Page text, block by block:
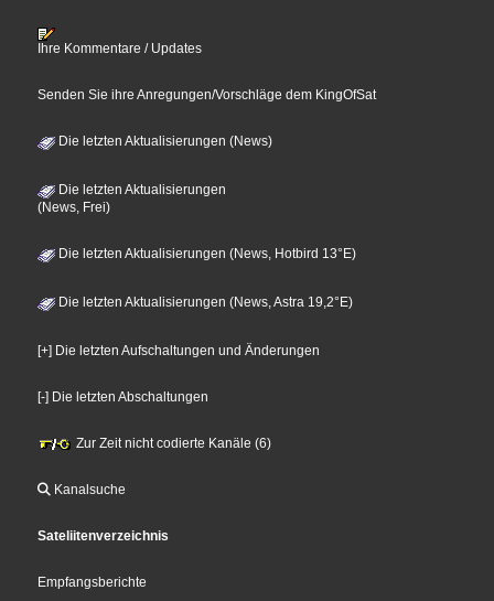
Ihre Kommentare / Updates
Senden Sie ihre Anregungen/Vorschläge dem KingOfSat
Die letzten Aktualisierungen (News)
Die letzten Aktualisierungen
(News, Frei)
Die letzten Aktualisierungen (News, Hotbird 13°E)
Die letzten Aktualisierungen (News, Astra 19,2°E)
[+] Die letzten Aufschaltungen und Änderungen
[-] Die letzten Abschaltungen
Zur Zeit nicht codierte Kanäle (6)
Kanalsuche
Sateliitenverzeichnis
Empfangsberichte